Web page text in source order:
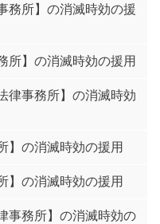
務所】の消滅時効の援
所】の消滅時効の援用
律事務所】の消滅時効
】の消滅時効の援用
】の消滅時効の援用
事務所】の消滅時効の